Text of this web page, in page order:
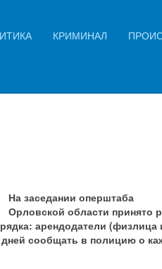
КРИМИНАЛ
уведомлять
приезжим
На заседании оперштаба
Орловской области принято
арендодатели (физлица
дней сообщать в полицию о